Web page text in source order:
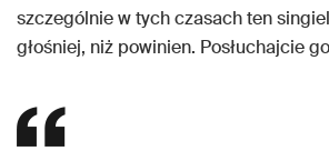
szczególnie w tych czasach ten
głośniej, niż powinien. Posłuchajcie